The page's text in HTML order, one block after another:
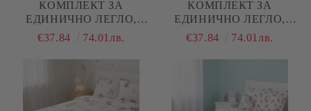
КОМПЛЕКТ ЗА
ЕДИНИЧНО ЛЕГЛО,
КАЛИНКИ, 100%
(ПОПЛИН), 3 ЧАСТИ
€37.84 74.01лв.
КОМПЛЕКТ ЗА
ЕДИНИЧНО ЛЕГЛО,
ЗАЙЧЕТА В ГОРАТА,
ПАМУК (ПОПЛИН), 3
€37.84 74.01лв.